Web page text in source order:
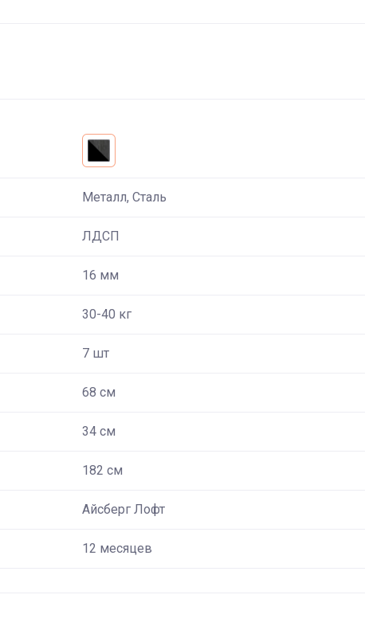
Металл, Сталь
ЛДСП
16 мм
30-40 кг
7 шт
68 см
34 см
182 см
Айсберг Лофт
12 месяцев